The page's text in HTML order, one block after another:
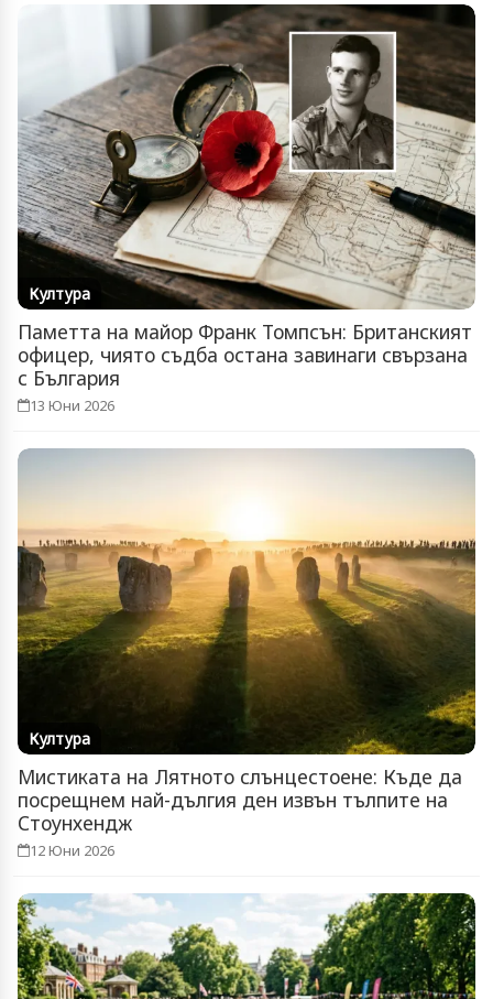
Култура
Паметта на майор Франк Томпсън: Британският
офицер, чиято съдба остана завинаги свързана
с България
13 Юни 2026
Култура
Мистиката на Лятното слънцестоене: Къде да
посрещнем най-дългия ден извън тълпите на
Стоунхендж
12 Юни 2026